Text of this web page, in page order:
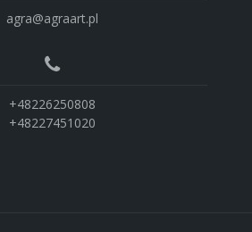
agra@agraart.pl
+48226250808
+48227451020